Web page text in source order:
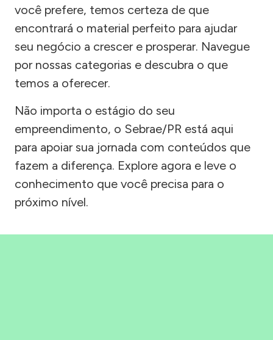
você prefere, temos certeza de que
encontrará o material perfeito para ajudar
seu negócio a crescer e prosperar. Navegue
por nossas categorias e descubra o que
temos a oferecer.
Não importa o estágio do seu
empreendimento, o Sebrae/PR está aqui
para apoiar sua jornada com conteúdos que
fazem a diferença. Explore agora e leve o
conhecimento que você precisa para o
próximo nível.